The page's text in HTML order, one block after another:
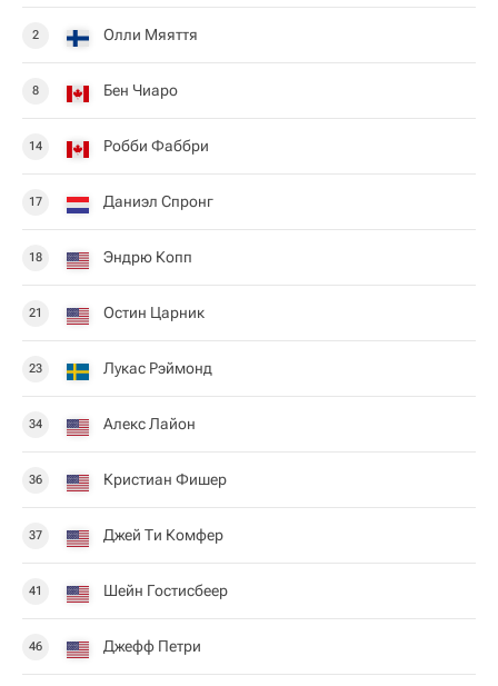
2 Олли Мяяття
8 Бен Чиаро
14 Робби Фаббри
17 Даниэл Спронг
18 Эндрю Копп
21 Остин Царник
23 Лукас Рэймонд
34 Алекс Лайон
36 Кристиан Фишер
37 Джей Ти Комфер
41 Шейн Гостисбеер
46 Джефф Петри